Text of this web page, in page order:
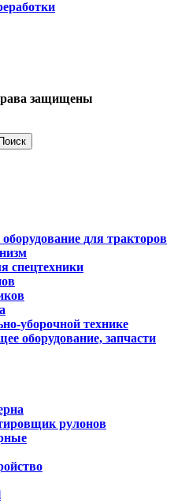
защищены
для тракторов
спецтехники
уборочной технике
оборудование, запчасти
рулонов